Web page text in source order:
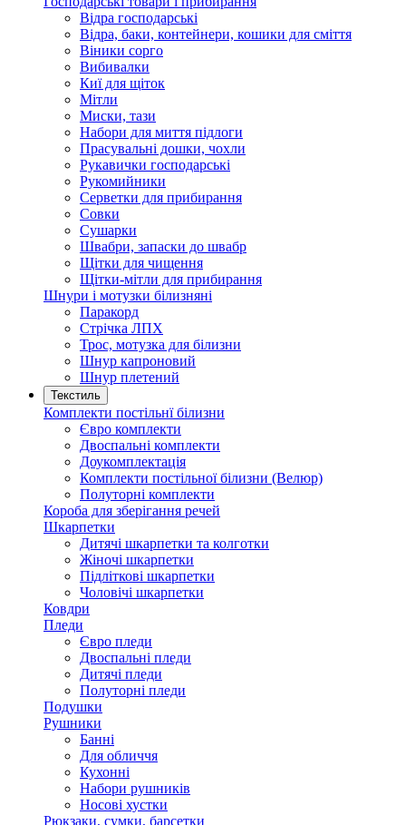
Відра господарські
Відра, баки, контейнери, кошики для сміття
Віники сорго
Вибивалки
Киї для щіток
Мітли
Миски, тази
Набори для миття підлоги
Прасувальні дошки, чохли
Рукавички господарські
Рукомийники
Серветки для прибирання
Совки
Сушарки
Швабри, запаски до швабр
Щітки для чищення
Щітки-мітли для прибирання
Шнури і мотузки білизняні
Паракорд
Стрічка ЛПХ
Трос, мотузка для білизни
Шнур капроновий
Шнур плетений
Текстиль
Комплекти постільнї білизни
Євро комплекти
Двоспальні комплекти
Доукомплектація
Комплекти постільної білизни (Велюр)
Полуторні комплекти
Короба для зберігання речей
Шкарпетки
Дитячі шкарпетки та колготки
Жіночі шкарпетки
Підліткові шкарпетки
Чоловічі шкарпетки
Ковдри
Пледи
Євро пледи
Двоспальні пледи
Дитячі пледи
Полуторні пледи
Подушки
Рушники
Банні
Для обличчя
Кухонні
Набори рушників
Носові хустки
Рюкзаки, сумки, барсетки